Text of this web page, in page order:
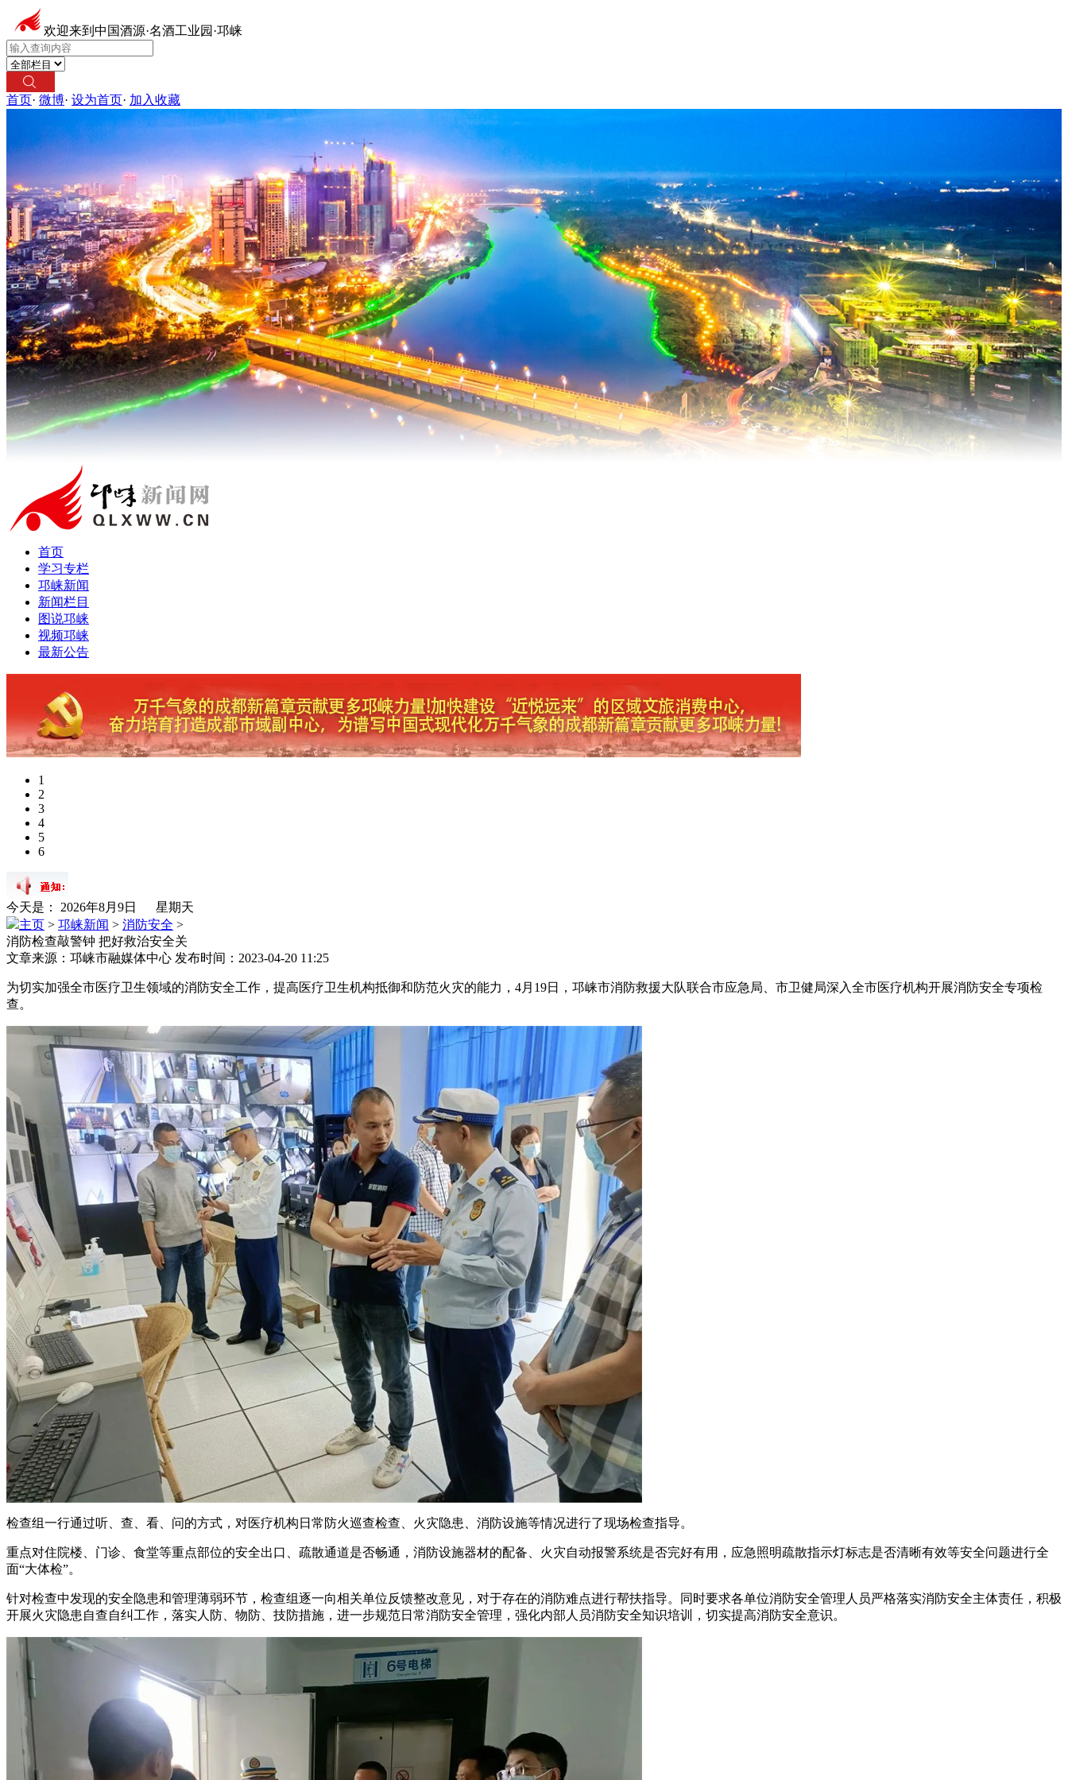
欢迎来到中国酒源·名酒工业园·邛崃
首页· 微博· 设为首页· 加入收藏
首页
学习专栏
邛崃新闻
新闻栏目
图说邛崃
视频邛崃
最新公告
1
2
3
4
5
6
今天是： 2026年8月9日 星期天
主页 > 邛崃新闻 > 消防安全 >
消防检查敲警钟 把好救治安全关
文章来源：邛崃市融媒体中心 发布时间：2023-04-20 11:25
为切实加强全市医疗卫生领域的消防安全工作，提高医疗卫生机构抵御和防范火灾的能力，4月19日，邛崃市消防救援大队联合市应急局、市卫健局深入全市医疗机构开展消防安全专项检
查。
检查组一行通过听、查、看、问的方式，对医疗机构日常防火巡查检查、火灾隐患、消防设施等情况进行了现场检查指导。
重点对住院楼、门诊、食堂等重点部位的安全出口、疏散通道是否畅通，消防设施器材的配备、火灾自动报警系统是否完好有用，应急照明疏散指示灯标志是否清晰有效等安全问题进行全
面“大体检”。
针对检查中发现的安全隐患和管理薄弱环节，检查组逐一向相关单位反馈整改意见，对于存在的消防难点进行帮扶指导。同时要求各单位消防安全管理人员严格落实消防安全主体责任，积极
开展火灾隐患自查自纠工作，落实人防、物防、技防措施，进一步规范日常消防安全管理，强化内部人员消防安全知识培训，切实提高消防安全意识。